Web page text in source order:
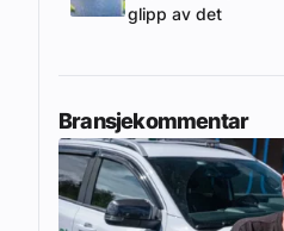
glipp av det
Bransjekommentar